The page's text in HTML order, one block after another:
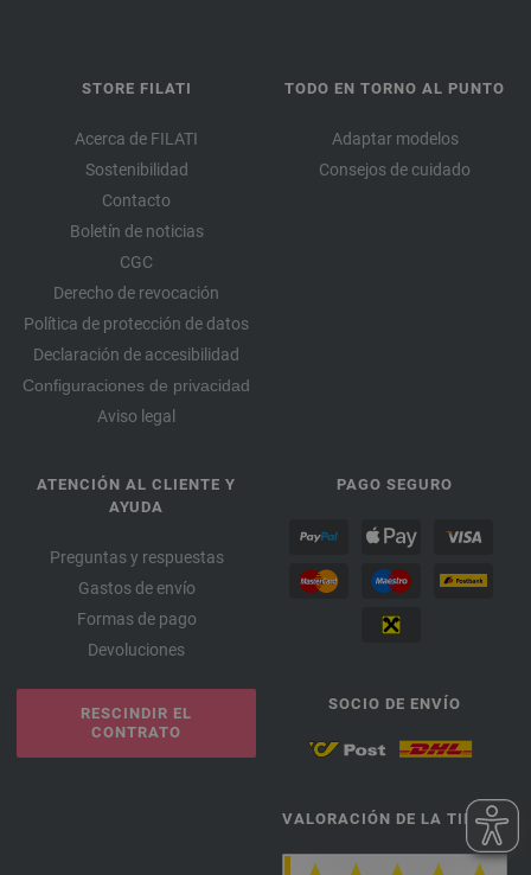
STORE FILATI
Acerca de FILATI
Sostenibilidad
Contacto
Boletín de noticias
CGC
Derecho de revocación
Política de protección de datos
Declaración de accesibilidad
Configuraciones de privacidad
Aviso legal
TODO EN TORNO AL PUNTO
Adaptar modelos
Consejos de cuidado
ATENCIÓN AL CLIENTE Y
AYUDA
Preguntas y respuestas
Gastos de envío
Formas de pago
Devoluciones
RESCINDIR EL
CONTRATO
PAGO SEGURO
SOCIO DE ENVÍO
VALORACIÓN DE LA TIENDA